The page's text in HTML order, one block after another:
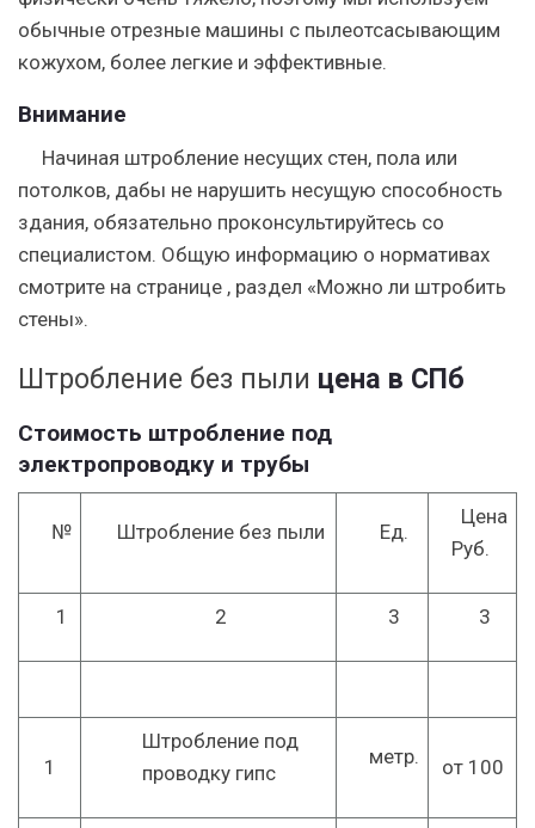
обычные отрезные машины с пылеотсасывающим
кожухом, более легкие и эффективные.
Внимание
Начиная штробление несущих стен, пола или
потолков, дабы не нарушить несущую способность
здания, обязательно проконсультируйтесь со
специалистом. Общую информацию о нормативах
смотрите на странице , раздел «Можно ли штробить
стены».
Штробление без пыли цена в СПб
Стоимость штробление под
электропроводку и трубы
№ Штробление без пыли Ед.
Цена
Руб.
1 2 3 3
1
Штробление под
проводку гипс
метр. от 100